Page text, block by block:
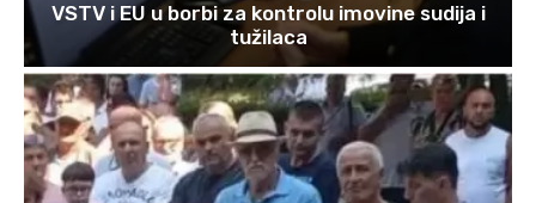
VSTV i EU u borbi za kontrolu imovine sudija i
tužilaca